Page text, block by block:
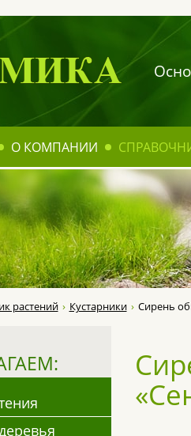
О КОМПАНИИ
растений Кустарники Сирень